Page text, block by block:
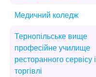
Медичний коледж
Тернопільське вище
професійне училище
ресторанного сервісу і
торгівлі